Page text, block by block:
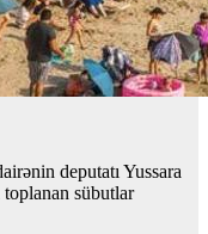
deputatı Yussara
sübutlar